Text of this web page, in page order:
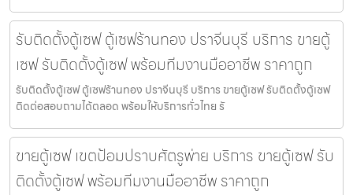
รับติดตั้งตู้เซฟ ตู้เซฟร้านทอง ปราจีนบุรี บริการ ขายตู้
เซฟ รับติดตั้งตู้เซฟ พร้อมทีมงานมืออาชีพ ราคาถูก
รับติดตั้งตู้เซฟ ตู้เซฟร้านทอง ปราจีนบุรี บริการ ขายตู้เซฟ รับติดตั้งตู้เซฟ
ติดต่อสอบถามได้ตลอด พร้อมให้บริการทั่วไทย รั
ขายตู้เซฟ เขตป้อมปราบศัตรูพ่าย บริการ ขายตู้เซฟ รับ
ติดตั้งตู้เซฟ พร้อมทีมงานมืออาชีพ ราคาถูก